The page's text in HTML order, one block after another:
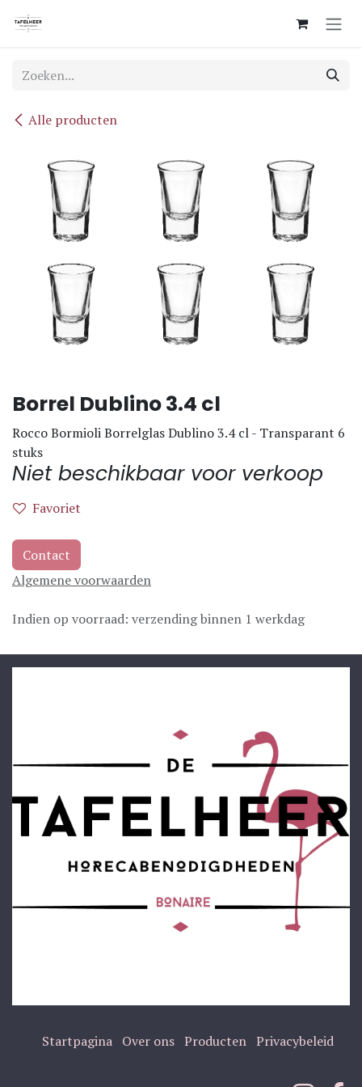
Alle producten
Borrel Dublino 3.4 cl
Rocco Bormioli Borrelglas Dublino 3.4 cl - Transparant 6
stuks
Niet beschikbaar voor verkoop
Favoriet
Contact
Algemene voorwaarden
Indien op voorraad: verzending binnen 1 werkdag
Startpagina Over ons Producten Privacybeleid